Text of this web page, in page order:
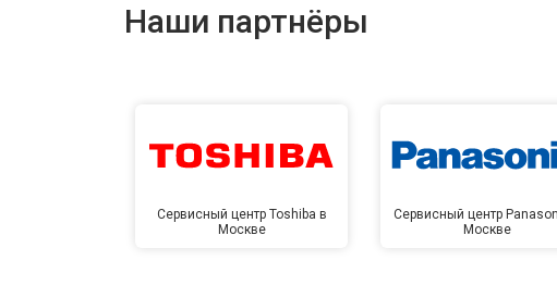
Наши партнёры
Сервисный центр Toshiba в
Москве
Сервисный центр
Москве